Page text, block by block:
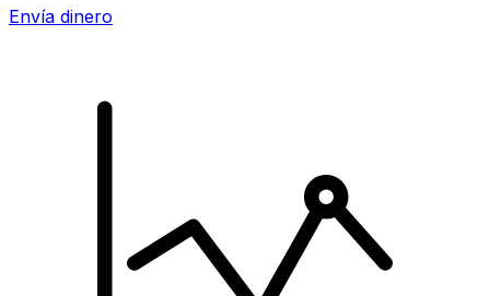
Envía dinero